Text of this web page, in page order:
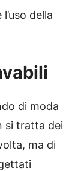
della
di moda
si tratta dei
ma di